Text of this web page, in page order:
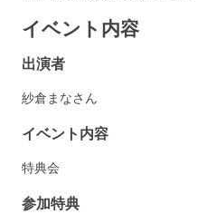
イベント内容
出演者
紗倉まなさん
イベント内容
特典会
参加特典